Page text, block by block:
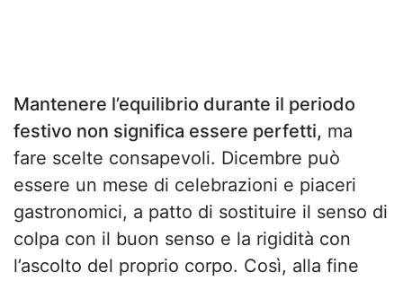
Mantenere l’equilibrio durante il periodo
festivo non significa essere perfetti, ma
fare scelte consapevoli. Dicembre può
essere un mese di celebrazioni e piaceri
gastronomici, a patto di sostituire il senso di
colpa con il buon senso e la rigidità con
l’ascolto del proprio corpo. Così, alla fine